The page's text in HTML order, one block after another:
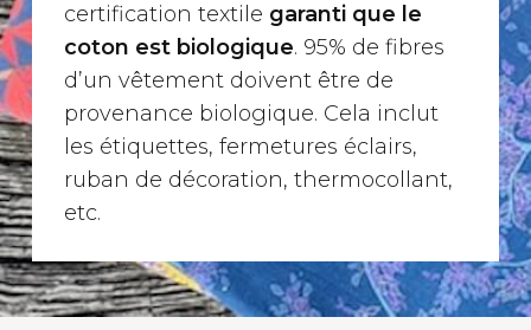
certification textile garanti que le
coton est biologique. 95% de fibres
d’un vêtement doivent être de
provenance biologique. Cela inclut
les étiquettes, fermetures éclairs,
ruban de décoration, thermocollant,
etc.